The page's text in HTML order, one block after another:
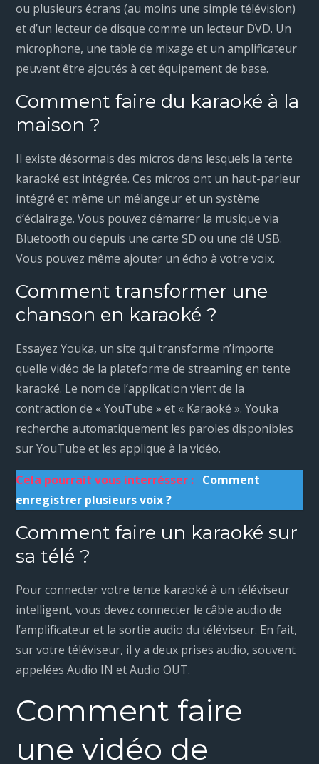
ou plusieurs écrans (au moins une simple télévision)
et d’un lecteur de disque comme un lecteur DVD. Un
microphone, une table de mixage et un amplificateur
peuvent être ajoutés à cet équipement de base.
Comment faire du karaoké à la
maison ?
Il existe désormais des micros dans lesquels la tente
karaoké est intégrée. Ces micros ont un haut-parleur
intégré et même un mélangeur et un système
d’éclairage. Vous pouvez démarrer la musique via
Bluetooth ou depuis une carte SD ou une clé USB.
Vous pouvez même ajouter un écho à votre voix.
Comment transformer une
chanson en karaoké ?
Essayez Youka, un site qui transforme n’importe
quelle vidéo de la plateforme de streaming en tente
karaoké. Le nom de l’application vient de la
contraction de « YouTube » et « Karaoké ». Youka
recherche automatiquement les paroles disponibles
sur YouTube et les applique à la vidéo.
Cela pourrait vous interrésser : Comment
enregistrer plusieurs voix ?
Comment faire un karaoké sur
sa télé ?
Pour connecter votre tente karaoké à un téléviseur
intelligent, vous devez connecter le câble audio de
l’amplificateur et la sortie audio du téléviseur. En fait,
sur votre téléviseur, il y a deux prises audio, souvent
appelées Audio IN et Audio OUT.
Comment faire
une vidéo de